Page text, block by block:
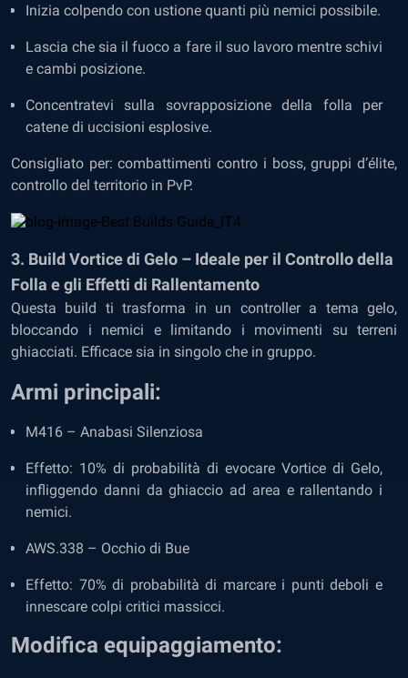
Inizia colpendo con ustione quanti più nemici possibile.
Lascia che sia il fuoco a fare il suo lavoro mentre schivi
e cambi posizione.
Concentratevi sulla sovrapposizione della folla per
catene di uccisioni esplosive.
Consigliato per: combattimenti contro i boss, gruppi d’élite,
controllo del territorio in PvP.
3. Build Vortice di Gelo – Ideale per il Controllo della
Folla e gli Effetti di Rallentamento
Questa build ti trasforma in un controller a tema gelo,
bloccando i nemici e limitando i movimenti su terreni
ghiacciati. Efficace sia in singolo che in gruppo.
Armi principali:
M416 – Anabasi Silenziosa
Effetto: 10% di probabilità di evocare Vortice di Gelo,
infliggendo danni da ghiaccio ad area e rallentando i
nemici.
AWS.338 – Occhio di Bue
Effetto: 70% di probabilità di marcare i punti deboli e
innescare colpi critici massicci.
Modifica equipaggiamento: